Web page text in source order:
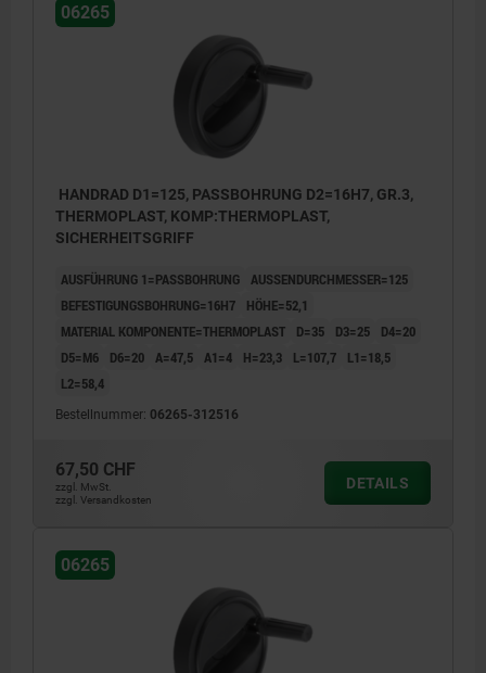
06265
HANDRAD D1=125, PASSBOHRUNG D2=16H7, GR.3,
THERMOPLAST, KOMP:THERMOPLAST,
SICHERHEITSGRIFF
AUSFÜHRUNG 1=PASSBOHRUNG AUSSENDURCHMESSER=125
BEFESTIGUNGSBOHRUNG=16H7
HÖHE=52,1
MATERIAL KOMPONENTE=THERMOPLAST
D=35 D3=25
D4=20
D5=M6
D6=20 A=47,5 A1=4 H=23,3 L=107,7
L1=18,5
L2=58,4
Bestellnummer: 06265-312516
67,50 CHF
zzgl. MwSt.
zzgl. Versandkosten
DETAILS
06265